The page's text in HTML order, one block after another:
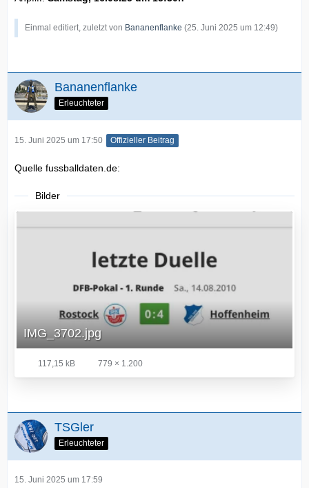
Einmal editiert, zuletzt von Bananenflanke (25. Juni 2025 um 12:49)
Bananenflanke
Erleuchteter
15. Juni 2025 um 17:50 Offizieller Beitrag
Quelle fussballdaten.de:
Bilder
IMG_3702.jpg
117,15 kB 779 × 1.200
TSGler
Erleuchteter
15. Juni 2025 um 17:59